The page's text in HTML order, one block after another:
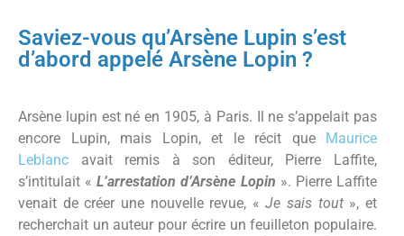
Saviez-vous qu’Arsène Lupin s’est
d’abord appelé Arsène Lopin ?
Arsène lupin est né en 1905, à Paris. Il ne s’appelait pas
encore Lupin, mais Lopin, et le récit que Maurice
Leblanc avait remis à son éditeur, Pierre Laffite,
s’intitulait «L’arrestation d’Arsène Lopin ». Pierre Laffite
venait de créer une nouvelle revue, «Je sais tout», et
recherchait un auteur pour écrire un feuilleton populaire.